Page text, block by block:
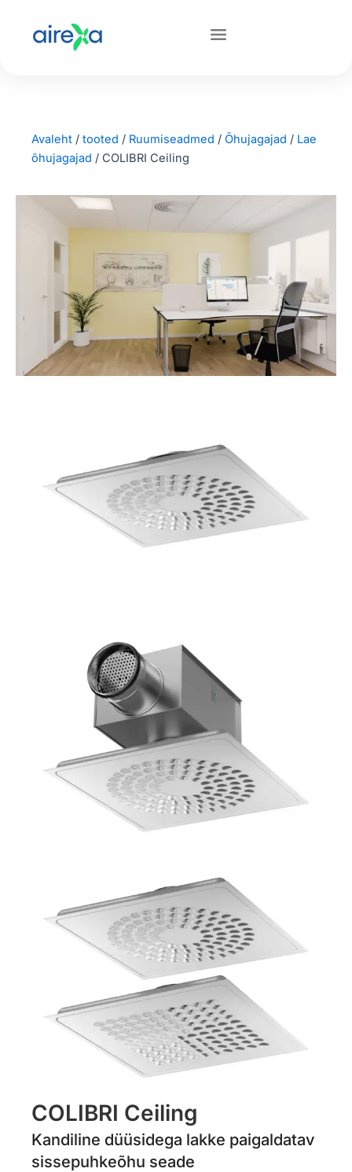
Avaleht / tooted / Ruumiseadmed / Õhujagajad / Lae
õhujagajad / COLIBRI Ceiling
COLIBRI Ceiling
Kandiline düüsidega lakke paigaldatav
sissepuhkeõhu seade